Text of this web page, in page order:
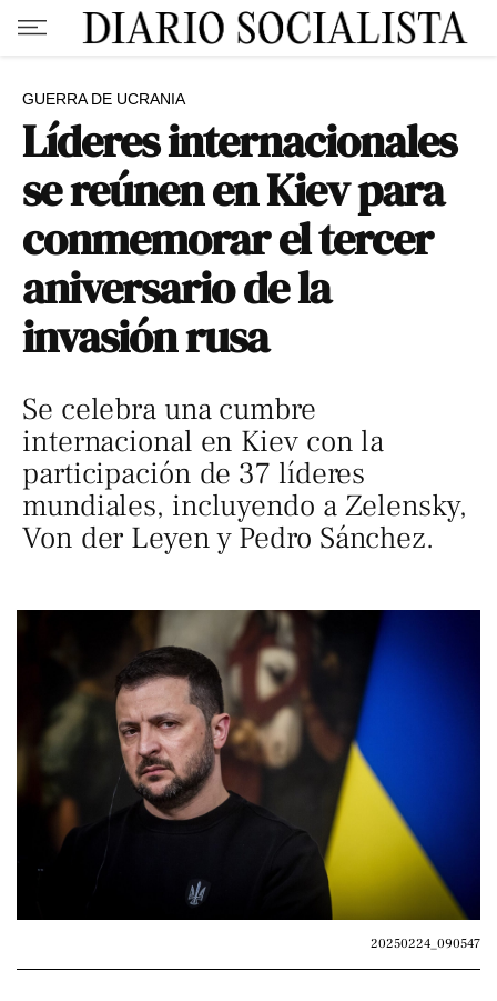
GUERRA DE UCRANIA
Líderes internacionales
se reúnen en Kiev para
conmemorar el tercer
aniversario de la
invasión rusa
Se celebra una cumbre
internacional en Kiev con la
participación de 37 líderes
mundiales, incluyendo a Zelensky,
Von der Leyen y Pedro Sánchez.
20250224_090547